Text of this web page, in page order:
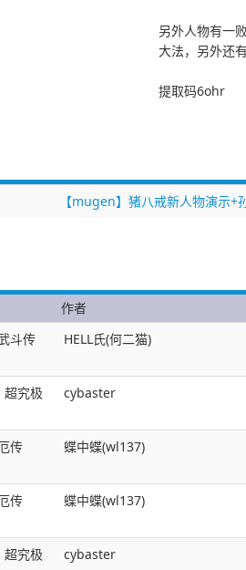
另外人物有一
大法，另外还
提取码6ohr
【mugen】猪八戒新人物演示+
作者
斗传
HELL氏(何二猫)
超究极
cybaster
传 蝶中蝶(wl137)
传 蝶中蝶(wl137)
超究极
cybaster